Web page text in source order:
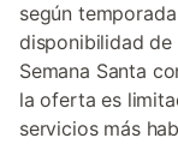
según
disponibilidad
Semana Santa
la oferta es
servicios más